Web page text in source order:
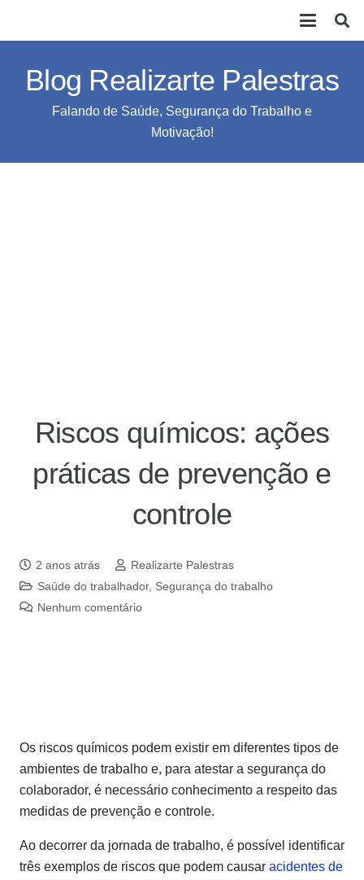
Blog Realizarte Palestras
Falando de Saúde, Segurança do Trabalho e
Motivação!
Riscos químicos: ações
práticas de prevenção e
controle
2 anos atrás
Realizarte Palestras
Saúde do trabalhador, Segurança do trabalho
Nenhum comentário
Os riscos químicos podem existir em diferentes tipos de
ambientes de trabalho e, para atestar a segurança do
colaborador, é necessário conhecimento a respeito das
medidas de prevenção e controle.
Ao decorrer da jornada de trabalho, é possível identificar
três exemplos de riscos que podem causar acidentes de